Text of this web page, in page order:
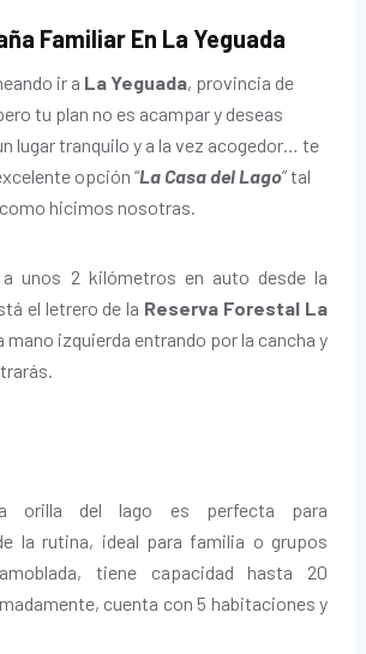
Familiar En La Yeguada
ir a La Yeguada, provincia de
tu plan no es acampar y deseas
lugar tranquilo y a la vez acogedor… te
opción “La Casa del Lago” tal
como hicimos nosotras.
unos 2 kilómetros en auto desde la
el letrero de la Reserva Forestal La
mano izquierda entrando por la cancha y
orilla del lago es perfecta para
la rutina, ideal para familia o grupos
tiene capacidad hasta 20
cuenta con 5 habitaciones y